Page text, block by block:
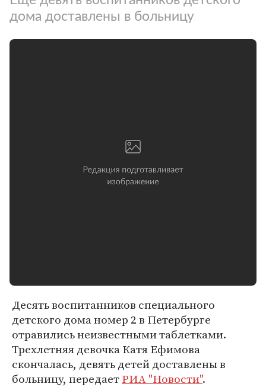
дома доставлены в больницу
Десять воспитанников специального
детского дома номер 2 в Петербурге
отравились неизвестными таблетками.
Трехлетняя девочка Катя Ефимова
скончалась, девять детей доставлены в
больницу, передаетРИА "Новости".